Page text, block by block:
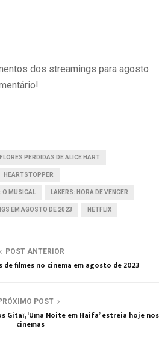
dos streamings para agosto
PERDIDAS DE ALICE HART
HEARTSTOPPER
MUSICAL LAKERS: HORA DE VENCER
EM AGOSTO DE 2023 NETFLIX
POST ANTERIOR
de filmes no cinema em agosto de 2023
POST
Gitaï, ‘Uma Noite em Haifa’ estreia hoje nos
cinemas